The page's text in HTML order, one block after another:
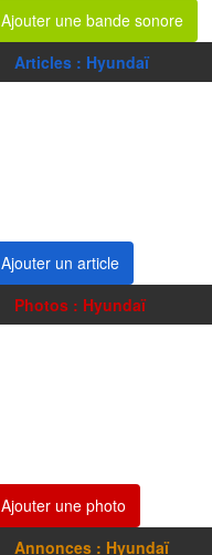
Ajouter une bande sonore
Articles : Hyundaï
Ajouter un article
Photos : Hyundaï
Ajouter une photo
Annonces : Hyundaï